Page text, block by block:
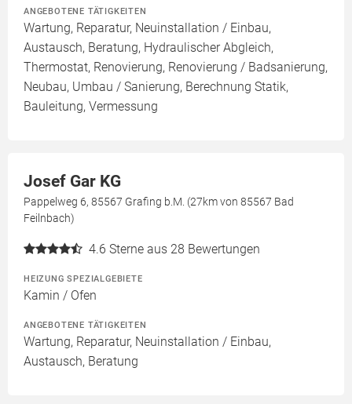
ANGEBOTENE TÄTIGKEITEN
Wartung, Reparatur, Neuinstallation / Einbau,
Austausch, Beratung, Hydraulischer Abgleich,
Thermostat, Renovierung, Renovierung / Badsanierung,
Neubau, Umbau / Sanierung, Berechnung Statik,
Bauleitung, Vermessung
Josef Gar KG
Pappelweg 6, 85567 Grafing b.M. (27km von 85567 Bad
Feilnbach)
4.6 Sterne aus 28 Bewertungen
HEIZUNG SPEZIALGEBIETE
Kamin / Ofen
ANGEBOTENE TÄTIGKEITEN
Wartung, Reparatur, Neuinstallation / Einbau,
Austausch, Beratung